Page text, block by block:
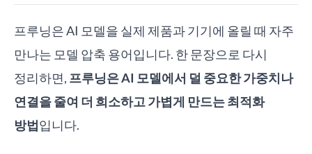
프루닝은 AI 모델을 실제 제품과 기기에 올릴 때 자주
만나는 모델 압축 용어입니다. 한 문장으로 다시
정리하면, 프루닝은 AI 모델에서 덜 중요한 가중치나
연결을 줄여 더 희소하고 가볍게 만드는 최적화
방법입니다.